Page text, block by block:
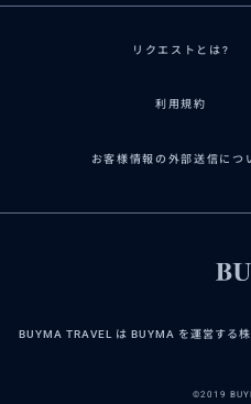
リクエストとは?
利用規約
お客様情報の外部送信につ
BUYMA TRAVEL は BUYMA を運営する
©2019